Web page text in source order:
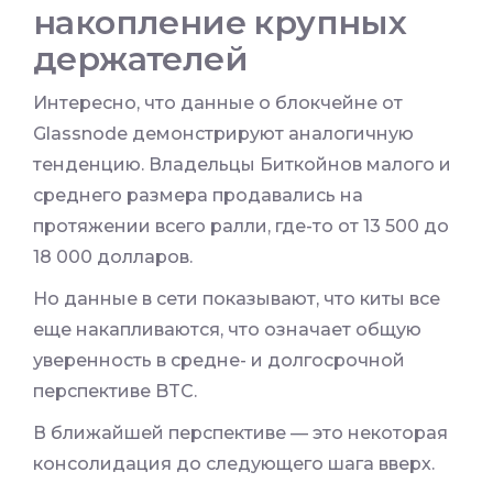
накопление крупных
держателей
Интересно, что данные о блокчейне от
Glassnode демонстрируют аналогичную
тенденцию. Владельцы Биткойнов малого и
среднего размера продавались на
протяжении всего ралли, где-то от 13 500 до
18 000 долларов.
Но данные в сети показывают, что киты все
еще накапливаются, что означает общую
уверенность в средне- и долгосрочной
перспективе BTC.
В ближайшей перспективе — это некоторая
консолидация до следующего шага вверх.